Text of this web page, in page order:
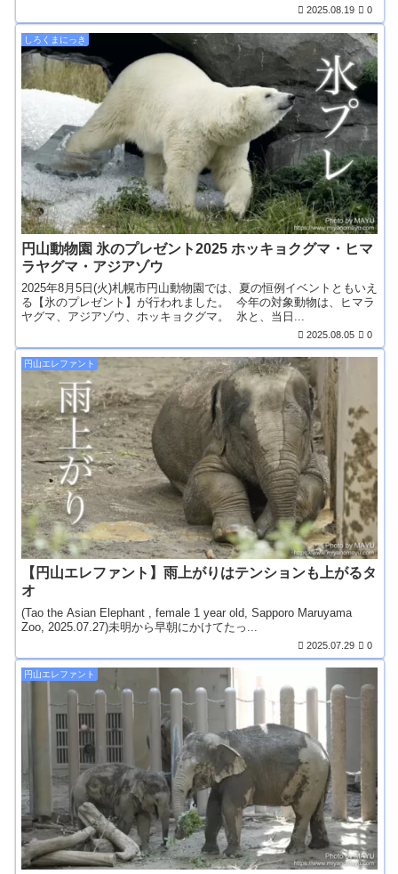
2025.08.19 0
しろくまにっき
円山動物園 氷のプレゼント2025 ホッキョクグマ・ヒマ
ラヤグマ・アジアゾウ
2025年8月5日(火)札幌市円山動物園では、夏の恒例イベントともいえ
る【氷のプレゼント】が行われました。 今年の対象動物は、ヒマラ
ヤグマ、アジアゾウ、ホッキョクグマ。 氷と、当日...
2025.08.05 0
円山エレファント
【円山エレファント】雨上がりはテンションも上がるタ
オ
(Tao the Asian Elephant , female 1 year old, Sapporo Maruyama
Zoo, 2025.07.27)未明から早朝にかけてたっ...
2025.07.29 0
円山エレファント